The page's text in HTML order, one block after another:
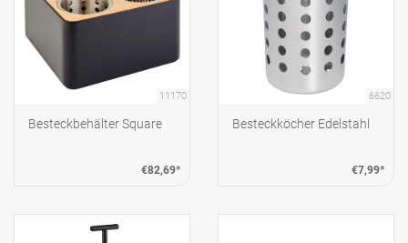
11170
Besteckbehälter Square
€82,69*
6620
Besteckköcher Edelstahl
€7,99*